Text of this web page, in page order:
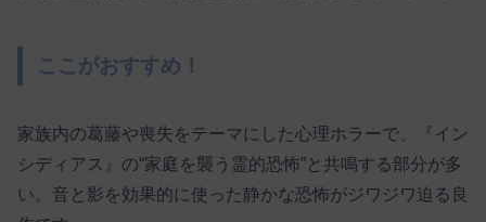
ここがおすすめ！
家族内の葛藤や喪失をテーマにした心理ホラーで、『イン
シディアス』の“家庭を襲う霊的恐怖”と共鳴する部分が多
い。音と影を効果的に使った静かな恐怖がジワジワ迫る良